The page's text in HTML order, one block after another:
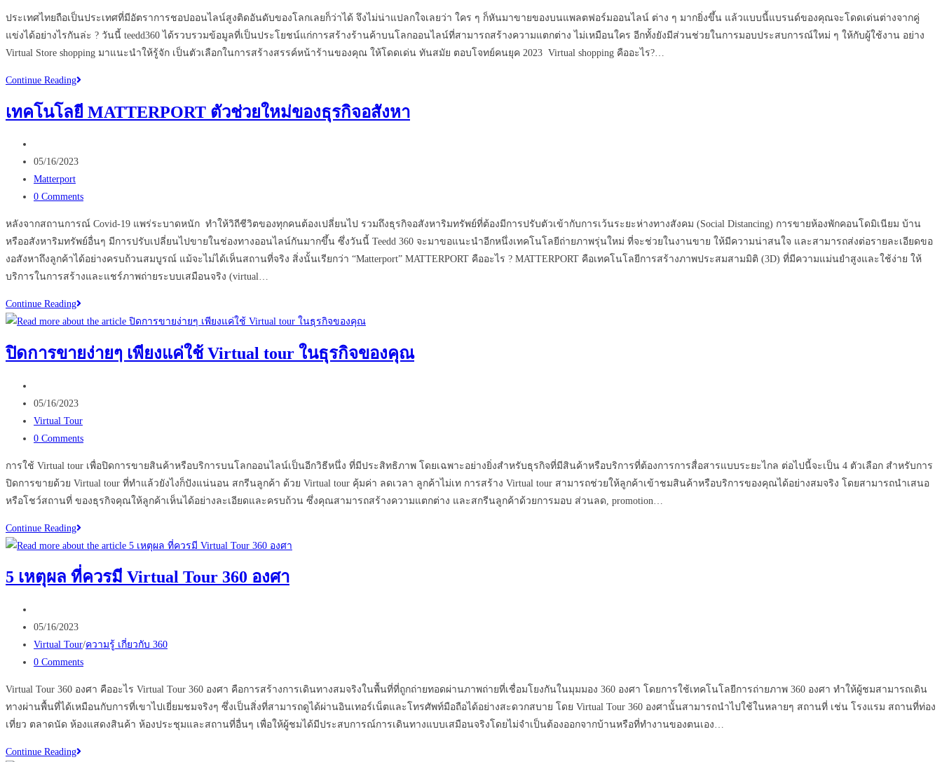
ประเทศไทยถือเป็นประเทศที่มีอัตราการชอปออนไลน์สูงติดอันดับของโลกเลยก็ว่าได้ จึงไม่น่าแปลกใจเลยว่า ใคร ๆ ก็หันมาขายของบนแพลตฟอร์มออนไลน์ ต่าง ๆ มากยิ่งขึ้น แล้วแบบนี้แบรนด์ของคุณจะโดดเด่นต่างจากคู่
แข่งได้อย่างไรกันล่ะ ? วันนี้ teedd360 ได้รวบรวมข้อมูลที่เป็นประโยชน์แก่การสร้างร้านค้าบนโลกออนไลน์ที่สามารถสร้างความแตกต่าง ไม่เหมือนใคร อีกทั้งยังมีส่วนช่วยในการมอบประสบการณ์ใหม่ ๆ ให้กับผู้ใช้งาน อย่าง
Virtual Store shopping มาแนะนำให้รู้จัก เป็นตัวเลือกในการสร้างสรรค์หน้าร้านของคุณ ให้โดดเด่น ทันสมัย ตอบโจทย์คนยุค 2023 Virtual shopping คืออะไร?…
Continue ReadingVirtual
เห็น
ไม่
ไป
หน้า
ร้าน
เทคโนโลยี MATTERPORT ตัวช่วยใหม่ของธุรกิจอสังหา
author:
Post
published:
05/16/2023
Post
category:
Matterport
Post
0 Comments
หลังจากสถานการณ์ Covid-19 แพร่ระบาดหนัก ทำให้วิถีชีวิตของทุกคนต้องเปลี่ยนไป รวมถึงธุรกิจอสังหาริมทรัพย์ที่ต้องมีการปรับตัวเข้ากับการเว้นระยะห่างทางสังคม (Social Distancing) การขายห้องพักคอนโดมิเนียม บ้าน
หรืออสังหาริมทรัพย์อื่นๆ มีการปรับเปลี่ยนไปขายในช่องทางออนไลน์กันมากขึ้น ซึ่งวันนี้ Teedd 360 จะมาขอแนะนำอีกหนึ่งเทคโนโลยีถ่ายภาพรุ่นใหม่ ที่จะช่วยในงานขาย ให้มีความน่าสนใจ และสามารถส่งต่อรายละเอียดขอ
งอสังหาถึงลูกค้าได้อย่างครบถ้วนสมบูรณ์ แม้จะไม่ได้เห็นสถานที่จริง สิ่งนั้นเรียกว่า “Matterport” MATTERPORT คืออะไร ? MATTERPORT คือเทคโนโลยีการสร้างภาพประสมสามมิติ (3D) ที่มีความแม่นยำสูงและใช้ง่าย ให้
บริการในการสร้างและแชร์ภาพถ่ายระบบเสมือนจริง (virtual…
Continue Readingเทคโนโลยี
MATTERPORT
ช่วย
ธุรกิจ
อสัง
หา
ปิดการขายง่ายๆ เพียงแค่ใช้ Virtual tour ในธุรกิจของคุณ
author:
Post
published:
05/16/2023
Post
category:
Virtual Tour
Post
0 Comments
การใช้ Virtual tour เพื่อปิดการขายสินค้าหรือบริการบนโลกออนไลน์เป็นอีกวิธีหนึ่ง ที่มีประสิทธิภาพ โดยเฉพาะอย่างยิ่งสำหรับธุรกิจที่มีสินค้าหรือบริการที่ต้องการการสื่อสารแบบระยะไกล ต่อไปนี้จะเป็น 4 ตัวเลือก สำหรับการ
ปิดการขายด้วย Virtual tour ที่ทำแล้วยังไงก็ปังแน่นอน สกรีนลูกค้า ด้วย Virtual tour คุ้มค่า ลดเวลา ลูกค้าไม่เท การสร้าง Virtual tour สามารถช่วยให้ลูกค้าเข้าชมสินค้าหรือบริการของคุณได้อย่างสมจริง โดยสามารถนำเสนอ
หรือโชว์สถานที่ ของธุรกิจคุณให้ลูกค้าเห็นได้อย่างละเอียดและครบถ้วน ซึ่งคุณสามารถสร้างความแตกต่าง และสกรีนลูกค้าด้วยการมอบ ส่วนลด, promotion…
Continue Readingปิด
การ
ขาย
ง่ายๆ
ใช้
Virtual
tour
ใน
ธุรกิจ
ของ
5 เหตุผล ที่ควรมี Virtual Tour 360 องศา
author:
Post
published:
05/16/2023
Post
category:
Virtual Tour/ความรู้ เกี่ยวกับ 360
Post
0 Comments
Virtual Tour 360 องศา คืออะไร Virtual Tour 360 องศา คือการสร้างการเดินทางสมจริงในพื้นที่ที่ถูกถ่ายทอดผ่านภาพถ่ายที่เชื่อมโยงกันในมุมมอง 360 องศา โดยการใช้เทคโนโลยีการถ่ายภาพ 360 องศา ทำให้ผู้ชมสามารถเดิน
ทางผ่านพื้นที่ได้เหมือนกับการที่เขาไปเยี่ยมชมจริงๆ ซึ่งเป็นสิ่งที่สามารถดูได้ผ่านอินเทอร์เน็ตและโทรศัพท์มือถือได้อย่างสะดวกสบาย โดย Virtual Tour 360 องศานั้นสามารถนำไปใช้ในหลายๆ สถานที่ เช่น โรงแรม สถานที่ท่อง
เที่ยว ตลาดนัด ห้องแสดงสินค้า ห้องประชุมและสถานที่อื่นๆ เพื่อให้ผู้ชมได้มีประสบการณ์การเดินทางแบบเสมือนจริงโดยไม่จำเป็นต้องออกจากบ้านหรือที่ทำงานของตนเอง…
Continue Reading5